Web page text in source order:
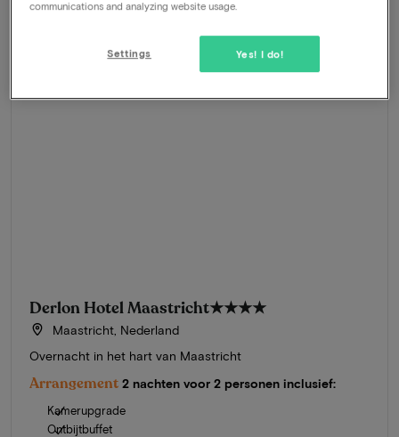
Derlon Hotel Maastricht★★★★
Maastricht, Nederland
Overnacht in het hart van Maastricht
Arrangement 2 nachten voor 2 personen inclusief:
Kamerupgrade
Ontbijtbuffet
communications and analyzing website usage.
Yes! I do!
Settings